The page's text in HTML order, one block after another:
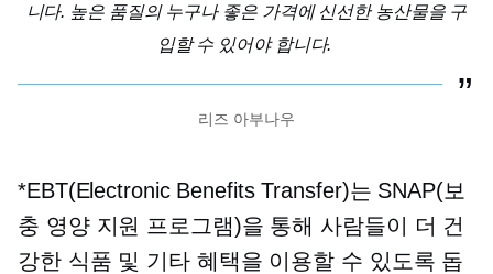
니다. 높은 품질의누구나 좋은 가격에 신선한 농산물을 구
입할 수 있어야 합니다.
리즈 아부나우
*EBT(Electronic Benefits Transfer)는 SNAP(보
충 영양 지원 프로그램)을 통해 사람들이 더 건
강한 식품 및 기타 혜택을 이용할 수 있도록 돕